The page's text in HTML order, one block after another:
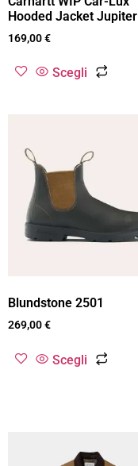
Hooded Jacket Jupiter
169,00€
Scegli
Blundstone 2501
269,00€
Scegli